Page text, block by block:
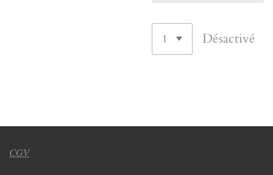
Désactivé
CGV